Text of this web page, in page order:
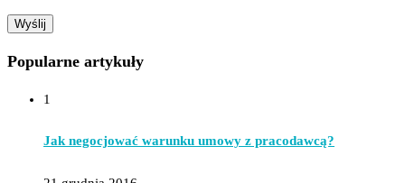
Popularne artykuły
1
Jak negocjować warunku umowy z pracodawcą?